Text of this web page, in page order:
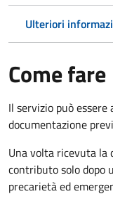
Ulteriori
Come fare
Il servizio può
documentazione
Una volta ricevuta la
contributo solo dopo
precarietà ed